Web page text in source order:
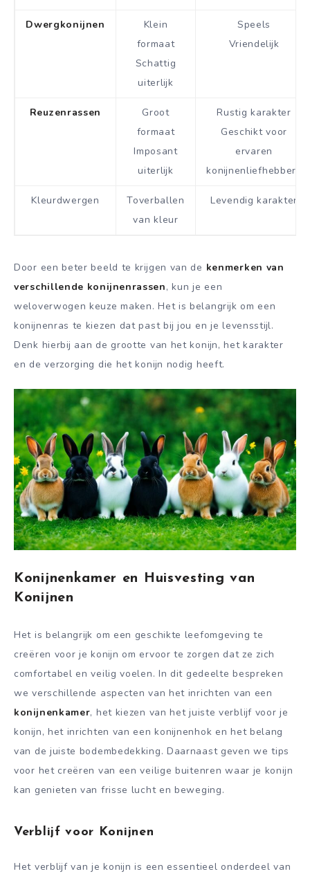
Dwergkonijnen
Klein
formaat
Schattig
uiterlijk
Speels
Vriendelijk
Reuzenrassen
Groot
formaat
Imposant
uiterlijk
Rustig karakter
Geschikt voor
ervaren
konijnenliefhebbers
Kleurdwergen
Toverballen
van kleur
Levendig karakter
Door een beter beeld te krijgen van de kenmerken van
verschillende konijnenrassen, kun je een
weloverwogen keuze maken. Het is belangrijk om een
konijnenras te kiezen dat past bij jou en je levensstijl.
Denk hierbij aan de grootte van het konijn, het karakter
en de verzorging die het konijn nodig heeft.
Konijnenkamer en Huisvesting van
Konijnen
Het is belangrijk om een geschikte leefomgeving te
creëren voor je konijn om ervoor te zorgen dat ze zich
comfortabel en veilig voelen. In dit gedeelte bespreken
we verschillende aspecten van het inrichten van een
konijnenkamer, het kiezen van het juiste verblijf voor je
konijn, het inrichten van een konijnenhok en het belang
van de juiste bodembedekking. Daarnaast geven we tips
voor het creëren van een veilige buitenren waar je konijn
kan genieten van frisse lucht en beweging.
Verblijf voor Konijnen
Het verblijf van je konijn is een essentieel onderdeel van